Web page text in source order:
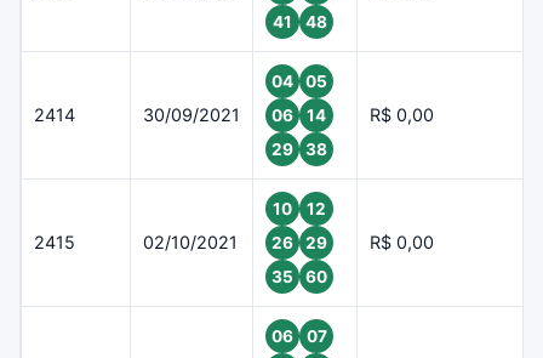
41
48
2414 30/09/2021
04
05
06
14
29
38
R$ 0,00
2415 02/10/2021
10
12
26
29
35
60
R$ 0,00
06
07